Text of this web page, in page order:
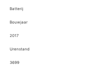
Batterij
Bouwjaar
2017
Urenstand
3699